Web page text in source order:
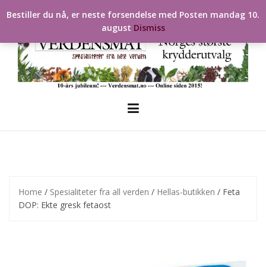
to
Home / Spesialiteter fra all verden / Hellas-butikken / Feta
DOP: Ekte gresk fetaost
Bestiller du nå, er neste forsendelse med Posten mandag 10.
august Dismiss